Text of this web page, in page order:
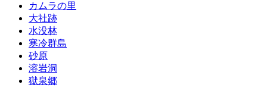
カムラの里
大社跡
水没林
寒冷群島
砂原
溶岩洞
獄泉郷